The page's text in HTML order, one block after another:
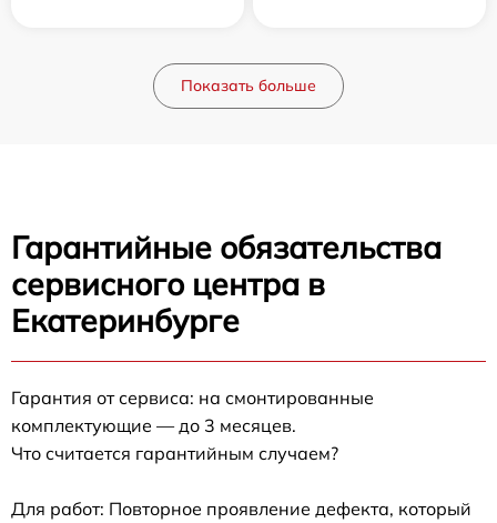
Показать больше
Гарантийные обязательства
сервисного центра в
Екатеринбурге
Гарантия от сервиса: на смонтированные
комплектующие — до 3 месяцев.
Что считается гарантийным случаем?
Для работ: Повторное проявление дефекта, который